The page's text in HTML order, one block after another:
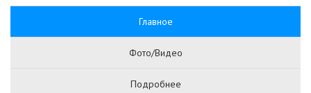
Главное
Фото/Видео
Подробнее